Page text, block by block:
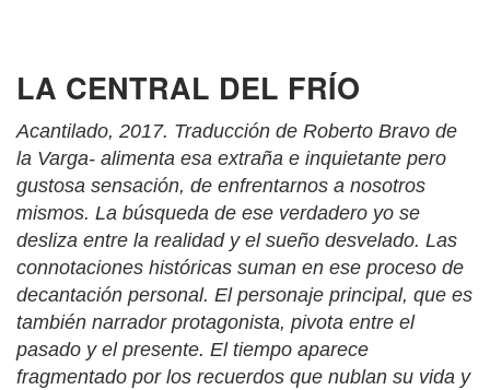
LA CENTRAL DEL FRÍO
Acantilado, 2017. Traducción de Roberto Bravo de
la Varga- alimenta esa extraña e inquietante pero
gustosa sensación, de enfrentarnos a nosotros
mismos. La búsqueda de ese verdadero yo se
desliza entre la realidad y el sueño desvelado. Las
connotaciones históricas suman en ese proceso de
decantación personal. El personaje principal, que es
también narrador protagonista, pivota entre el
pasado y el presente. El tiempo aparece
fragmentado por los recuerdos que nublan su vida y